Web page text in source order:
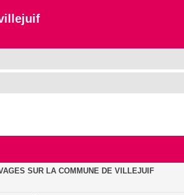
SUR LA COMMUNE DE VILLEJUIF